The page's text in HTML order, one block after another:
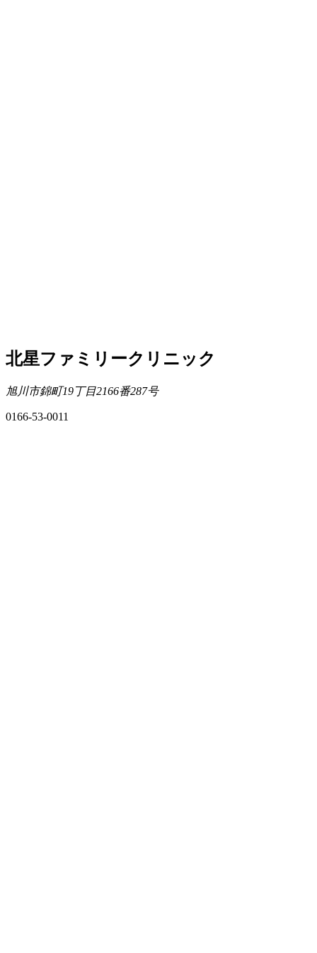
北星ファミリークリニック
旭川市錦町19丁目2166番287号
0166-53-0011